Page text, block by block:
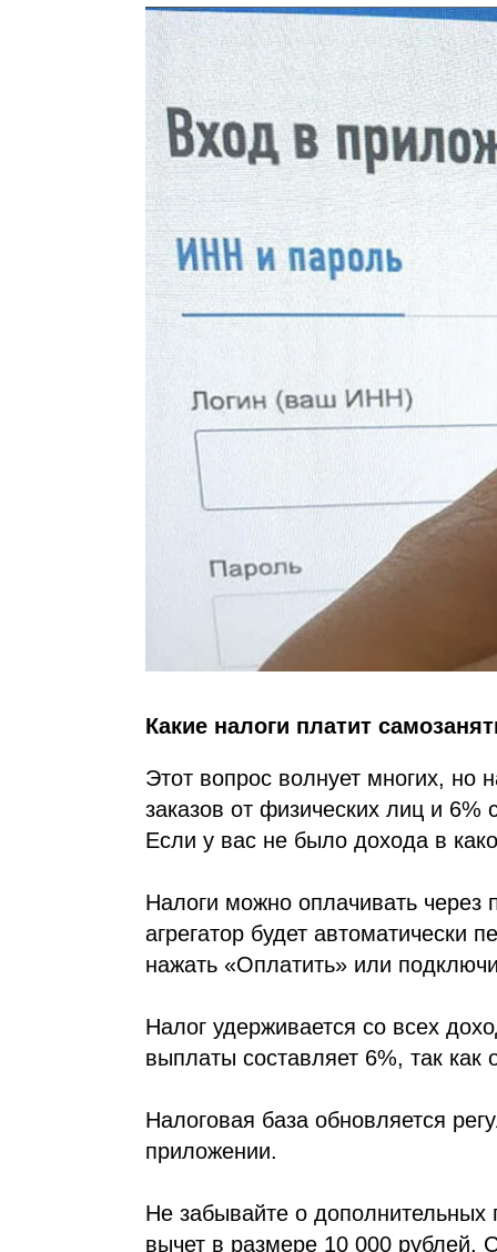
Какие налоги платит
Этот вопрос волнует многих, но
заказов от физических лиц и 6%
Если у вас не было дохода в
Налоги можно оплачивать
агрегатор будет автоматически
нажать «Оплатить» или
Налог удерживается со всех
выплаты составляет 6%, так как
Налоговая база обновляется
приложении.
Не забывайте о дополнительных
вычет в размере 10 000 рублей.